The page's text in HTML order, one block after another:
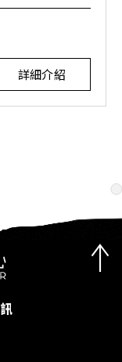
詳細介紹